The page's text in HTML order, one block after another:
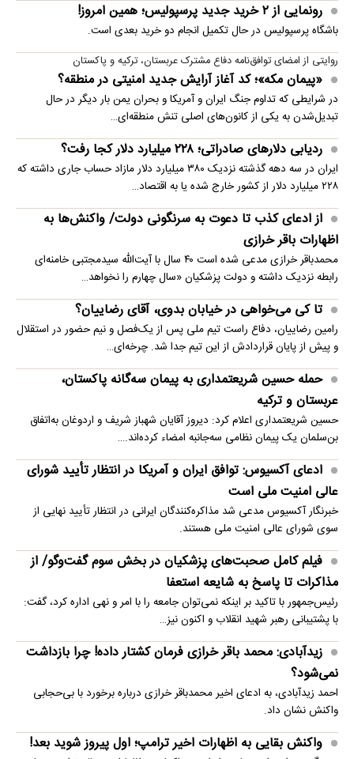
رونمایی از ۲ خرید جدید پرسپولیس؛ همین امروز!
باشگاه پرسپولیس در حال تکمیل انجام دو خرید بعدی است.
روایتی از امضای توافق‌نامه دفاع مشترک عربستان، ترکیه و پاکستان
«پیمان مکه»؛ کد آغاز آرایش جدید امنیتی در منطقه؟
در شرایطی که تداوم جنگ ایران و آمریکا و بحران یمن بار دیگر در حال
تبدیل‌شدن به یکی از کانون‌های اصلی تنش منطقه‌ای…
ردیابی دلارهای صادراتی؛ ۲۲۸ میلیارد دلار کجا رفت؟
ایران در سه دهه گذشته نزدیک ۳۸۰ میلیارد دلار مازاد حساب جاری داشته که
۲۲۸ میلیارد دلار از کشور خارج شده یا به اقتصاد…
از ادعای کذب تا دعوت به سرنگونی دولت/ واکنش‌ها به
اظهارات باقر خرازی‌
محمدباقر خرازی مدعی شده است ۴۰ سال با آیت‌الله سیدمجتبی خامنه‌ای
رابطه نزدیک داشته و دولت پزشکیان «سال چهارم را نخواهد…
تا کی می‌خواهی در خیابان بدوی، آقای رضاییان؟
رامین رضاییان، دفاع راست تیم ملی پس از یک‌فصل و نیم حضور در استقلال
و پیش از پایان قراردادش از این تیم جدا شد. چرخه‌ای…
حمله حسین شریعتمداری به پیمان سه‌گانه پاکستان،
عربستان و ترکیه
حسین شریعتمداری اعلام کرد: دیروز آقایان شهباز شریف و اردوغان به‌اتفاق
بن‌سلمان یک پیمان نظامی سه‌جانبه امضاء کرده‌اند.…
ادعای آکسیوس: توافق ایران و آمریکا در انتظار تأیید شورای
عالی امنیت ملی است
خبرنگار آکسیوس مدعی شد مذاکره‌کنندگان ایرانی در انتظار تأیید نهایی از
سوی شورای عالی امنیت ملی هستند.
فیلم کامل صحبت‌های پزشکیان در بخش سوم گفت‌وگو/ از
مذاکرات تا پاسخ به شایعه استعفا
رئیس‌جمهور با تاکید بر اینکه نمی‌توان جامعه را با امر و نهی اداره کرد، گفت:
با پشتیبانی رهبر شهید انقلاب و اکنون نیز…
زیدآبادی: محمد باقر خرازی فرمان کشتار داده! چرا بازداشت
نمی‌شود؟
احمد زیدآبادی، به ادعای اخیر محمدباقر خرازی درباره برخورد با بی‌حجابی
واکنش نشان داد.
واکنش بقایی به اظهارات اخیر ترامپ؛ اول پیروز شوید بعد!